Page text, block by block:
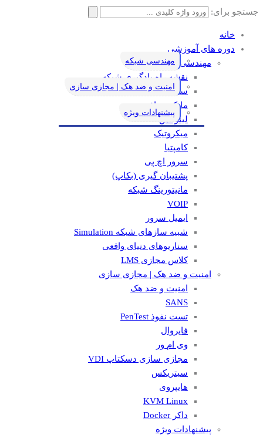
جستجو برای:
خانه
دوره های آموزشی
مهندسی شبکه
نقشه راه یادگیری شبکه
سیسکو
مایکروسافت
لینوکس
میکروتیک
کامپتیا
سرور اچ پی
پشتیبان گیری (بکاپ)
مانيتورينگ شبکه
VOIP
ایمیل سرور
شبیه سازهای شبکه Simulation
سناریوهای دنیای واقعی
کلاس مجازی LMS
امنیت و ضد هک | مجازی سازی
امنیت و ضد هک
SANS
تست نفوذ PenTest
فایروال
وی ام ور
مجازی سازی دسکتاپ VDI
سیتریکس
هایپروی
KVM Linux
داکر Docker
پیشنهادات ویژه
مهندسی شبکه
امنیت و ضد هک | مجازی سازی
پیشنهادات ویژه